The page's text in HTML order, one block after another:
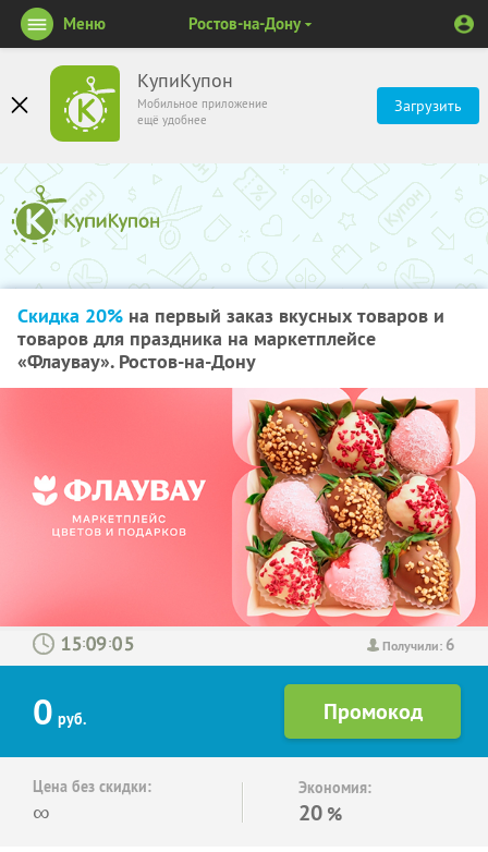
КупиКупон
Мобильное приложение
ещё удобнее
Загрузить
Меню Ростов-на-Дону
Скидка 20% на первый заказ вкусных товаров и
товаров для праздника на маркетплейсе
«Флаувау». Ростов-на-Дону
Получили: 6
: :
0 руб.
Цена без скидки:
∞
Экономия:
20 %